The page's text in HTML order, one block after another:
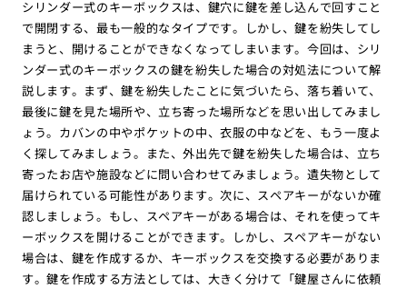
シリンダー式のキーボックスは、鍵穴に鍵を差し込んで回すこと
で開閉する、最も一般的なタイプです。しかし、鍵を紛失してし
まうと、開けることができなくなってしまいます。今回は、シリ
ンダー式のキーボックスの鍵を紛失した場合の対処法について解
説します。まず、鍵を紛失したことに気づいたら、落ち着いて、
最後に鍵を見た場所や、立ち寄った場所などを思い出してみまし
ょう。カバンの中やポケットの中、衣服の中などを、もう一度よ
く探してみましょう。また、外出先で鍵を紛失した場合は、立ち
寄ったお店や施設などに問い合わせてみましょう。遺失物として
届けられている可能性があります。次に、スペアキーがないか確
認しましょう。もし、スペアキーがある場合は、それを使ってキ
ーボックスを開けることができます。しかし、スペアキーがない
場合は、鍵を作成するか、キーボックスを交換する必要がありま
す。鍵を作成する方法としては、大きく分けて「鍵屋さんに依頼